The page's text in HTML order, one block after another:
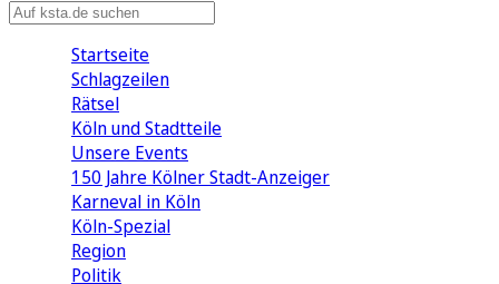
Startseite
Schlagzeilen
Rätsel
Köln und Stadtteile
Unsere Events
150 Jahre Kölner Stadt-Anzeiger
Karneval in Köln
Köln-Spezial
Region
Politik